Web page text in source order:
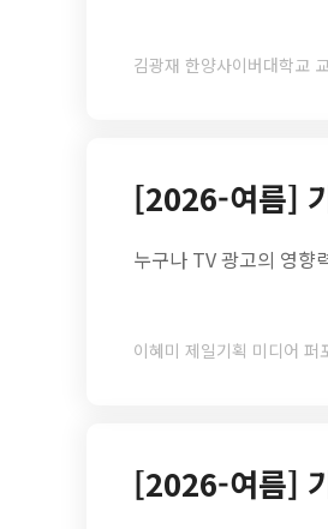
김광재 한양사이버대학교
[2026-여름]
누구나 TV 광고의 영향
이혜미 제일기획 미디어 퍼
[2026-여름]